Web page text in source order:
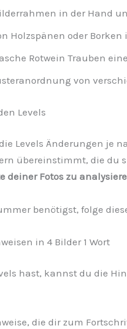
in der Hand
Holzspänen oder
Rotwein Trauben
von
Levels
Levels Änderungen je
übereinstimmt, die du
deiner Fotos zu
benötigst, folge
in 4 Bilder 1 Wort
hast, kannst du die
die dir zum